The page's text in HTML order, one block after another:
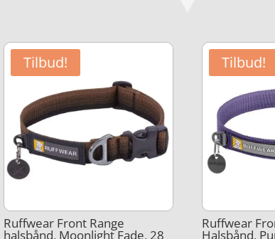
Tilbud!
Ruffwear Front Range
halsbånd, Moonlight Fade, 28
Tilbud!
Ruffwear
Halsbånd,